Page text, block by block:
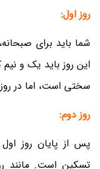
روز اول:
شما باید برای
این روز باید یک و
سختی است، اما در
روز دوم:
پس از پایان روز
تسکین است. مانند